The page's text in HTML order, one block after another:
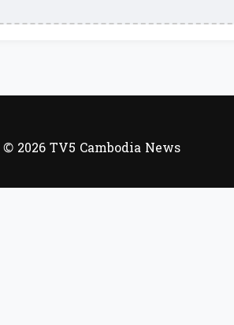
2026 TV5 Cambodia News